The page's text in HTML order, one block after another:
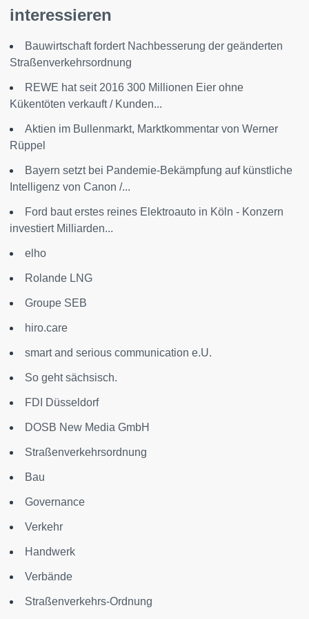
interessieren
Bauwirtschaft fordert Nachbesserung der geänderten
Straßenverkehrsordnung
REWE hat seit 2016 300 Millionen Eier ohne
Kükentöten verkauft / Kunden...
Aktien im Bullenmarkt, Marktkommentar von Werner
Rüppel
Bayern setzt bei Pandemie-Bekämpfung auf künstliche
Intelligenz von Canon /...
Ford baut erstes reines Elektroauto in Köln - Konzern
investiert Milliarden...
elho
Rolande LNG
Groupe SEB
hiro.care
smart and serious communication e.U.
So geht sächsisch.
FDI Düsseldorf
DOSB New Media GmbH
Straßenverkehrsordnung
Bau
Governance
Verkehr
Handwerk
Verbände
Straßenverkehrs-Ordnung